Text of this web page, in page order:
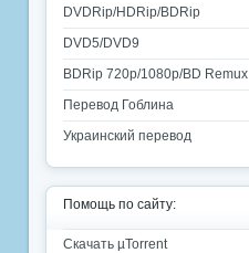
DVDRip/HDRip/BDRip
DVD5/DVD9
BDRip 720p/1080p/BD Remux
Перевод Гоблина
Украинский перевод
Помощь по сайту:
Скачать µTorrent